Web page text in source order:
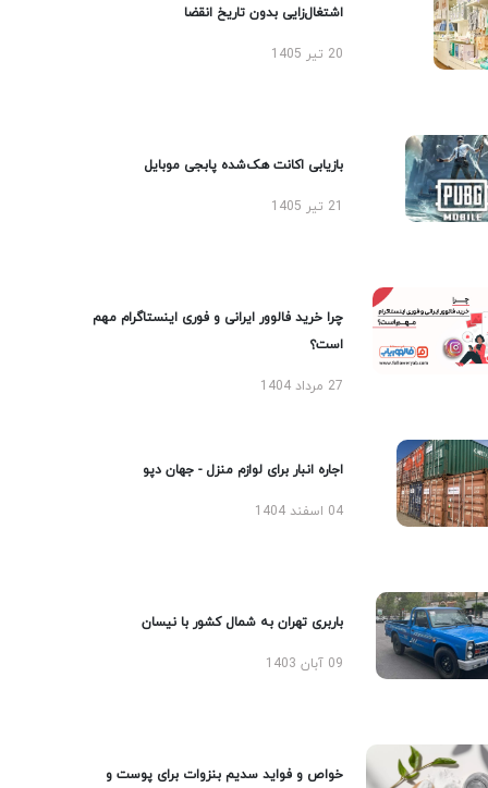
اشتغال‌زایی بدون تاریخ انقضا
20 تیر 1405
بازیابی اکانت هک‌شده پابجی موبایل
چرا خرید فالوور ایرانی و فوری اینستاگرام مهم
است؟
27 مرداد 1404
اجاره انبار برای لوازم منزل - جهان دپو
04 اسفند 1404
باربری تهران به شمال کشور با نیسان
09 آبان 1403
خواص و فواید سدیم بنزوات برای پوست و